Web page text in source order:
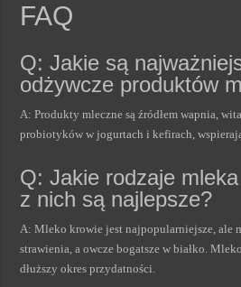
FAQ
Q: Jakie są
odżywcze produktów
A: Produkty mleczne są źródłem wapnia,
probiotyków w jogurtach i kefirach,
Q: Jakie rodzaje
z nich są najlepsze?
A: Mleko krowie jest najpopularniejsze, ale
strawienia, a owcze bogatsze w białko.
dłuższy okres przydatności.